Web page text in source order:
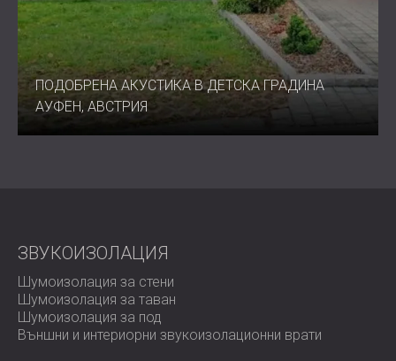
ПОДОБРЕНА АКУСТИКА В ДЕТСКА ГРАДИНА
АУФЕН, АВСТРИЯ
ЗВУКОИЗОЛАЦИЯ
Шумоизолация за стени
Шумоизолация за таван
Шумоизолация за под
Външни и интериорни звукоизолационни врати